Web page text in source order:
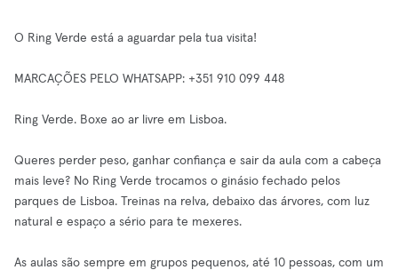
O Ring Verde está a aguardar pela tua visita!
MARCAÇÕES PELO WHATSAPP: +351 910 099 448
Ring Verde. Boxe ao ar livre em Lisboa.
Queres perder peso, ganhar confiança e sair da aula com a cabeça
mais leve? No Ring Verde trocamos o ginásio fechado pelos
parques de Lisboa. Treinas na relva, debaixo das árvores, com luz
natural e espaço a sério para te mexeres.
As aulas são sempre em grupos pequenos, até 10 pessoas, com um